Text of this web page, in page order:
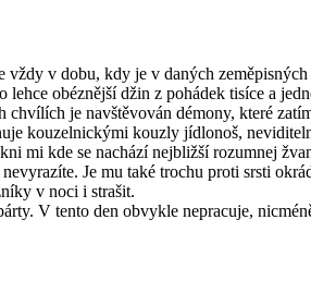
v dobu, kdy je v daných
obéznější džin z pohádek tisíce a
je navštěvován démony, které
kouzelnickými kouzly jídlonoš,
mi kde se nachází nejbližší rozumnej
Je mu také trochu proti srsti
v noci i strašit.
V tento den obvykle nepracuje,